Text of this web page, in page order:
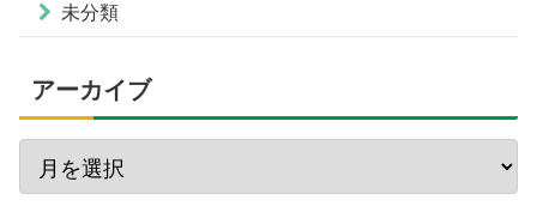
未分類
アーカイブ